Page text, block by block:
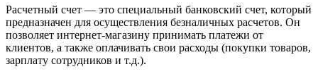
Расчетный счет — это специальный банковский счет, который
предназначен для осуществления безналичных расчетов. Он
позволяет интернет-магазину принимать платежи от
клиентов, а также оплачивать свои расходы (покупки товаров,
зарплату сотрудников и т.д.).